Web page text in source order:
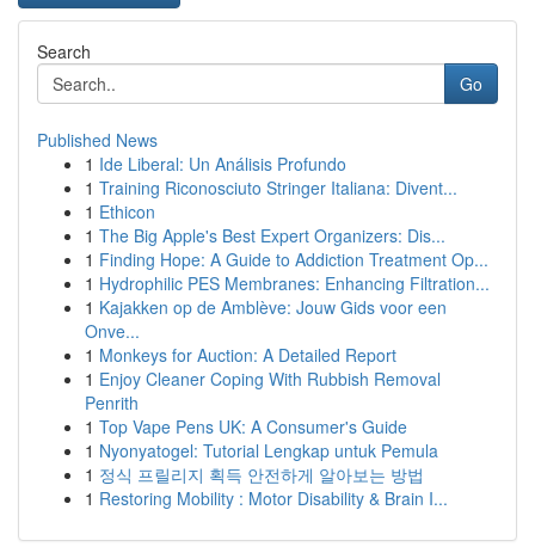
Search
Go
Published News
1 Ide Liberal: Un Análisis Profundo
1 Training Riconosciuto Stringer Italiana: Divent...
1 Ethicon
1 The Big Apple's Best Expert Organizers: Dis...
1 Finding Hope: A Guide to Addiction Treatment Op...
1 Hydrophilic PES Membranes: Enhancing Filtration...
1 Kajakken op de Amblève: Jouw Gids voor een
Onve...
1 Monkeys for Auction: A Detailed Report
1 Enjoy Cleaner Coping With Rubbish Removal
Penrith
1 Top Vape Pens UK: A Consumer's Guide
1 Nyonyatogel: Tutorial Lengkap untuk Pemula
1 정식 프릴리지 획득 안전하게 알아보는 방법
1 Restoring Mobility : Motor Disability & Brain I...